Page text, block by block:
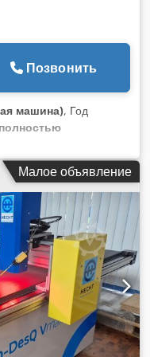
Позвонить
машина), Год
полностью
, ход по оси Z:65 мм,
высота заготовки (макс.):
мм, Оборудование:
машина –
Тактильный
и точной
измерений: X = 2500
| Система
15-дюймовый
HECHT
X = 2500 мм / Y =
точность X/Y +/-
Малое объявление